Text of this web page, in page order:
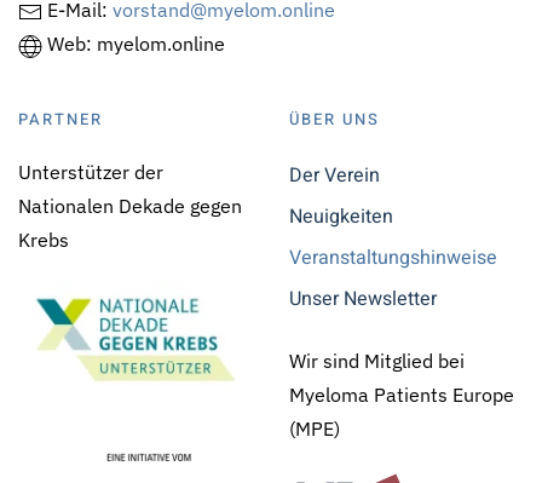
E-Mail: vorstand@myelom.online
Web: myelom.online
PARTNER
Unterstützer der
Nationalen Dekade gegen
Krebs
ÜBER UNS
Der Verein
Neuigkeiten
Veranstaltungshinweise
Unser Newsletter
Wir sind Mitglied bei
Myeloma Patients Europe
(MPE)